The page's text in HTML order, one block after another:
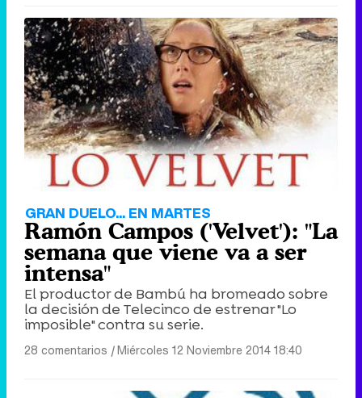
GRAN DUELO... EN MARTES
Ramón Campos ('Velvet'): "La
semana que viene va a ser
intensa"
El productor de Bambú ha bromeado sobre
la decisión de Telecinco de estrenar "Lo
imposible" contra su serie.
28 comentarios |Miércoles 12 Noviembre 2014 18:40